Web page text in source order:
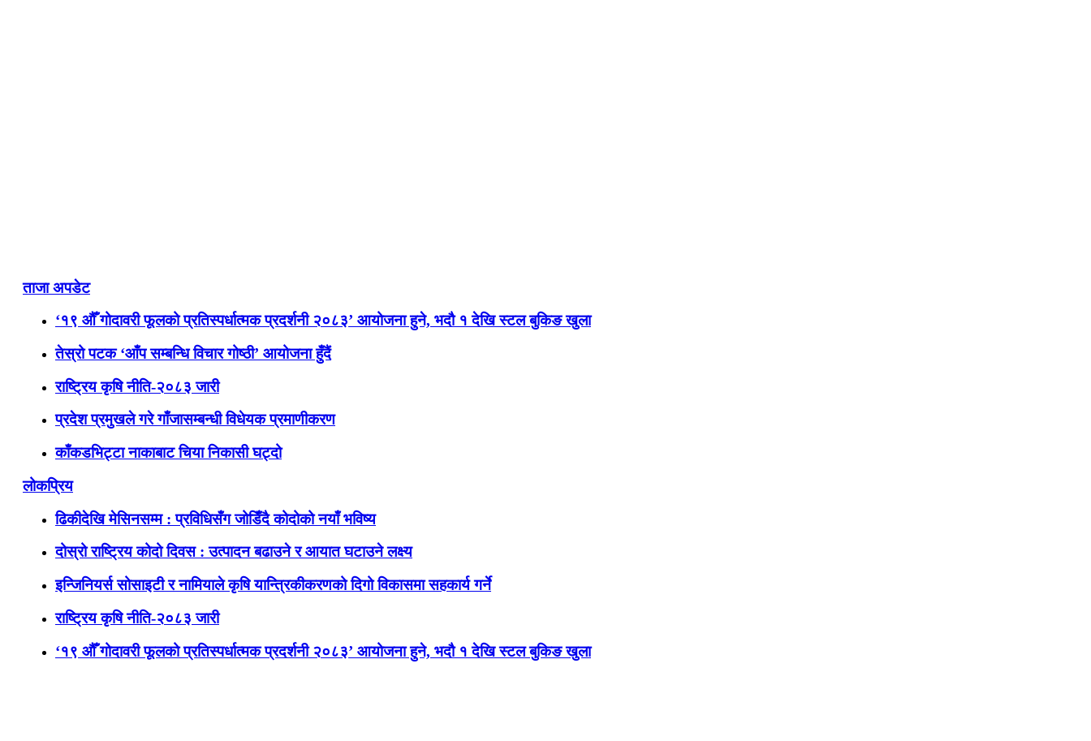
ताजा अपडेट
‘१९ औँ गोदावरी फूलको प्रतिस्पर्धात्मक प्रदर्शनी २०८३’ आयोजना हुने, भदौ १ देखि स्टल बुकिङ खुला
तेस्रो पटक ‘आँप सम्बन्धि विचार गोष्ठी’ आयोजना हुँदैं
राष्ट्रिय कृषि नीति-२०८३ जारी
प्रदेश प्रमुखले गरे गाँजासम्बन्धी विधेयक प्रमाणीकरण
काँकडभिट्टा नाकाबाट चिया निकासी घट्दो
लोकप्रिय
ढिकीदेखि मेसिनसम्म : प्रविधिसँग जोडिँदै कोदोको नयाँ भविष्य
दोस्रो राष्ट्रिय कोदो दिवस : उत्पादन बढाउने र आयात घटाउने लक्ष्य
इन्जिनियर्स सोसाइटी र नामियाले कृषि यान्त्रिकीकरणको दिगो विकासमा सहकार्य गर्ने
राष्ट्रिय कृषि नीति-२०८३ जारी
‘१९ औँ गोदावरी फूलको प्रतिस्पर्धात्मक प्रदर्शनी २०८३’ आयोजना हुने, भदौ १ देखि स्टल बुकिङ खुला